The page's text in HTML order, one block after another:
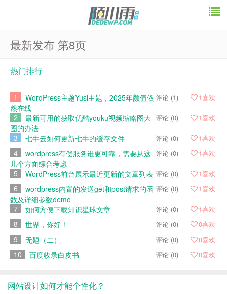
最新发布 第8页
热门排行
评论 (1) 1喜欢
1
WordPress主题Yusi主题，2025年颜值依
然在线
评论 (0) 1喜欢
2
最新可用的获取优酷youku视频缩略图大
图的办法
评论 (0) 1喜欢
3 七牛云如何更新七牛的缓存文件
评论 (0) 1喜欢
4
wordpress有偿服务谁更可靠，需要从这
几个方面综合考虑
评论 (0) 1喜欢
5 WordPress前台展示最近更新的文章列表
评论 (0) 1喜欢
6
wordpress内置的发送get和post请求的函
数及详细参数demo
评论 (0) 1喜欢
7 如何方便下载知识星球文章
评论 (0) 0喜欢
8 世界，你好！
评论 (0) 0喜欢
9 无题（二）
评论 (0) 0喜欢
10 百度收录白皮书
网站设计如何才能个性化？